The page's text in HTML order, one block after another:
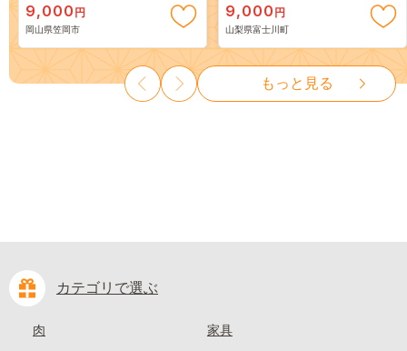
岡山 はくとう スイーツ フル
ーツ 果物 デザート 旬 モモ も
も 先行予約 送料無料 果物 岡
山県 笠岡市 清水白桃 白鳳 白
麗 クール便---
kasaoka_zsy_419_100---
9,000 円
岡山県笠岡市
３房） フルーツ 山梨県産 果
物 くだもの シャイン マスカ
ット ぶどう ブドウ 葡萄 大粒
種なし 先行予約 富士川町
10000円 一万円 9000円 九千円
9,000 円
山梨県富士川町
もっと見る
カテゴリで選ぶ
肉 家具